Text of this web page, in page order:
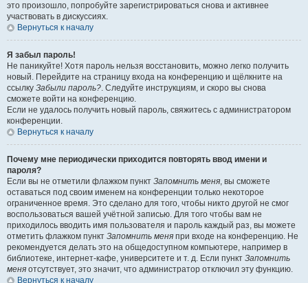
это произошло, попробуйте зарегистрироваться снова и активнее
участвовать в дискуссиях.
Вернуться к началу
Я забыл пароль!
Не паникуйте! Хотя пароль нельзя восстановить, можно легко получить
новый. Перейдите на страницу входа на конференцию и щёлкните на
ссылку Забыли пароль?. Следуйте инструкциям, и скоро вы снова
сможете войти на конференцию.
Если не удалось получить новый пароль, свяжитесь с администратором
конференции.
Вернуться к началу
Почему мне периодически приходится повторять ввод имени и
пароля?
Если вы не отметили флажком пункт Запомнить меня, вы сможете
оставаться под своим именем на конференции только некоторое
ограниченное время. Это сделано для того, чтобы никто другой не смог
воспользоваться вашей учётной записью. Для того чтобы вам не
приходилось вводить имя пользователя и пароль каждый раз, вы можете
отметить флажком пункт Запомнить меня при входе на конференцию. Не
рекомендуется делать это на общедоступном компьютере, например в
библиотеке, интернет-кафе, университете и т. д. Если пункт Запомнить
меня отсутствует, это значит, что администратор отключил эту функцию.
Вернуться к началу